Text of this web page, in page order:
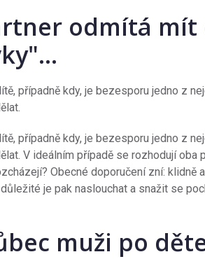
odmítá mít
případně kdy, je bezesporu jedno z
případně kdy, je bezesporu jedno z
V ideálním případě se rozhodují oba
Obecné doporučení zní: klidně
je pak naslouchat a snažit se
muži po